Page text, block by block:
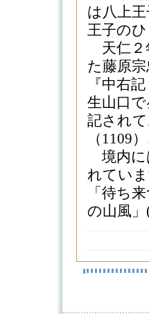
は八上
王子のひ
天仁２
た藤原
『中右
生山口
記され
（1109
境内に
れていま
「待ち
の山風